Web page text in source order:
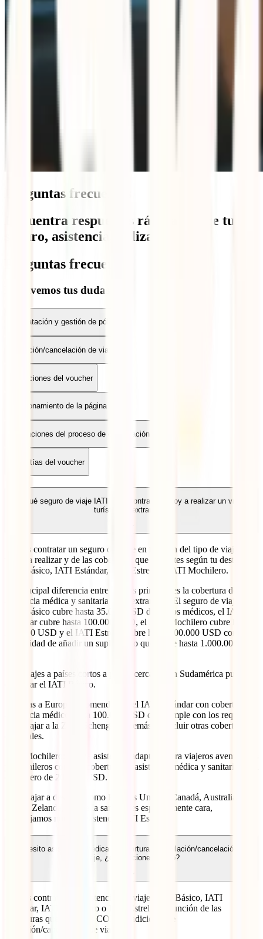
Preguntas frecuentes
Encuentra respuestas rápidas sobre tu
seguro, asistencia, pólizas y más.
Preguntas frecuentes
Resolvemos tus dudas
Contratación y gestión de pólizas
Anulación/cancelación de viaje
Condiciones del voucher
Funcionamiento de la página web
Aclaraciones del proceso de contratación
Garantías del voucher
¿Qué seguro de viaje IATI debo contratar si voy a realizar un viaje
turístico al extranjero?
Puedes contratar un seguro de viaje en función del tipo de viaje que
vayas a realizar y de las coberturas que necesites según tu destino:
IATI Básico, IATI Estándar, IATI Estrella y IATI Mochilero.
La principal diferencia entre las tres primeras es la cobertura de
asistencia médica y sanitaria en el extranjero. El seguro de viaje
IATI Básico cubre hasta 35.000 USD de gastos médicos, el IATI
Estándar cubre hasta 100.000 USD, el IATI Mochilero cubre hasta
200.000 USD y el IATI Estrella cubre hasta 500.000 USD con la
posibilidad de añadir un suplemento que cubre hasta 1.000.000
Para viajes a países cortos a países cercanos en Sudamérica puedes
contratar el IATI Básico.
Si viajas a Europa recomendamos el IATI Estándar con cobertura de
asistencia médico hasta 100.000 USD que cumple con los requisitos
para viajar a la Zona Schengen, además de incluir otras coberturas
esenciales.
IATI Mochilero: es una asistencia adaptada para viajeros aventureros
y mochileros con una cobertura de asistencia médica y sanitaria en el
extranjero de 200.000USD.
Para viajar a destinos como Estados Unidos, Canadá, Australia o
Nueva Zelanda, donde la sanidad es especialmente cara,
aconsejamos nuestra asistencia IATI Estrella.
Necesito asistencia médica y cobertura de anulación/cancelación de
viaje, ¿qué opciones tengo?
Puedes contratar las asistencias de viaje: IATI Básico, IATI
Estándar, IATI Mochilero o IATI Estrella en función de las
coberturas que necesites CON un adicional de
anulación/cancelación de viaje.